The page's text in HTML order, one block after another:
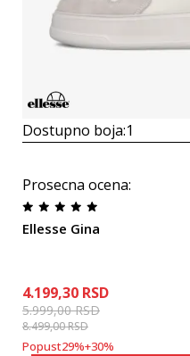
Dostupno boja:1
Prosecna ocena:
Ellesse Gina
4.199,30 RSD
5.999,00RSD
8.499,00RSD
Popust29%+30%